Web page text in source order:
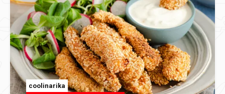
coolinarika